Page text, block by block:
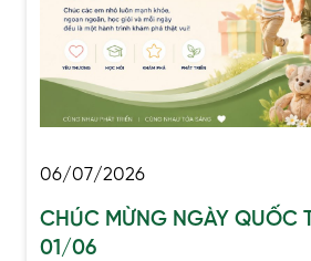
06/07/2026
CHÚC MỪNG NGÀY QUỐC
01/06